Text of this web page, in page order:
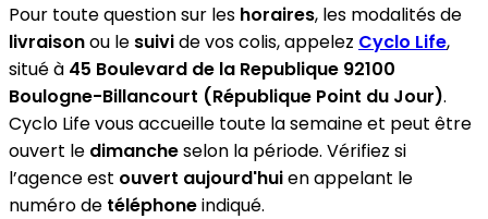
Pour toute question sur les horaires, les modalités de
livraisonou le suivide vos colis, appelez Cyclo Life,
situé à 45 Boulevard de la Republique 92100
Boulogne-Billancourt (République Point du Jour).
Cyclo Life vous accueille toute la semaine et peut être
ouvert le dimancheselon la période. Vérifiez si
l’agence est ouvert aujourd'huien appelant le
numéro de téléphoneindiqué.